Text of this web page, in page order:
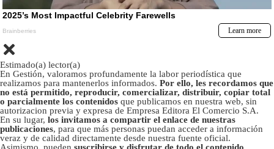
Estimado(a) lector(a)
En Gestión, valoramos profundamente la labor periodística que
realizamos para mantenerlos informados. Por ello, les recordamos que
no está permitido, reproducir, comercializar, distribuir, copiar total
o parcialmente los contenidos que publicamos en nuestra web, sin
autorizacion previa y expresa de Empresa Editora El Comercio S.A.
En su lugar, los invitamos a compartir el enlace de nuestras
publicaciones, para que más personas puedan acceder a información
veraz y de calidad directamente desde nuestra fuente oficial.